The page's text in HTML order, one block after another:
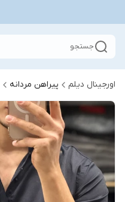
جستجو
اورجینال دیلم پیراهن مردانه